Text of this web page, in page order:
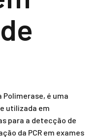
Polimerase, é uma
utilizada em
para a detecção de
da PCR em exames